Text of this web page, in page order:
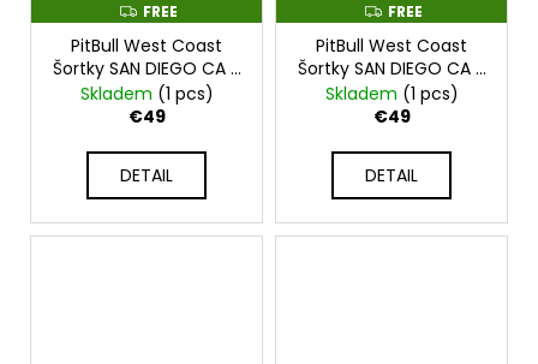
F
R
E
E
FREE
PitBull West Coast
Šortky SAN DIEGO CA -
tmavě modré -
PWC_SHORTSANDCA_DBLU
Skladem (1 pcs)
€49
DETAIL
F
R
E
E
FREE
PitBull West Coast
Šortky SAN DIEGO CA -
černé -
PWC_SHORTSANDCA_BLK
Skladem (1 pcs)
€49
DETAIL